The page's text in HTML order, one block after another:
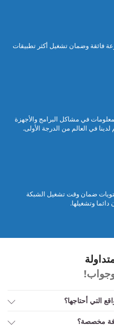
فائقة وضمان تشغيل أكثر تطبيقات
في مشاكل البرامج والأجهزة
في العالم من الدرجة الأولى.
ضمان وقت تشغيل الشبكة
التي أحتاجها؟
مخصصة؟